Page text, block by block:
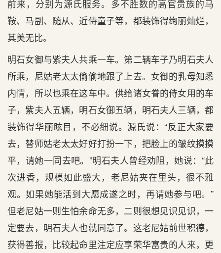
前来，分别为源氏服务。多不胜数的高官贵族的马
鞍、马副、随从、近侍童子等，都装饰得绚丽灿烂，
其美无比。
明石女御与紫夫人共乘一车。第二辆车子乃明石夫人
所乘，尼姑老太太偷偷地跟了上去。女御的乳母知悉
内情，所以也乘在这车中。供给诸女眷的侍女用的车
子，紫夫人五辆，明石女御五辆，明石夫人三辆，都
装饰得华丽眩目，不必细说。源氏说：“反正大家要
去，替师姑老太太好好打扮一下，把脸上的皱纹摸摸
平，请她一同去吧。”明石夫人曾经劝阻，她说：“此
次进香，规模如此盛大，老尼姑夹在里头，很不雅
观。如果她能活到大愿成遂之时，再请她参与吧。”
但老尼姑一则生怕余命无多，二则很想见识见识，一
定要去，明石夫人也就同意了。这老尼姑前世积德，
获得善报，比较起命里注定应享荣华富贵的人来，更